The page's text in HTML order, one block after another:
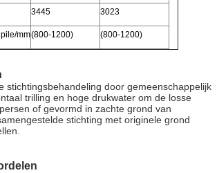
3445 3023
mm(800-1200) (800-1200)
stichtingsbehandeling door gemeenschappelijk
trilling en hoge drukwater om de losse
of gevormd in zachte grond van
stichting met originele grond